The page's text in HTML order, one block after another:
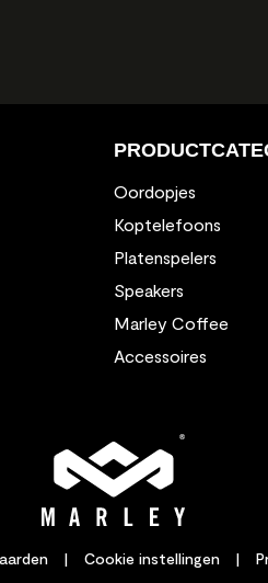
Oordopjes
Koptelefoons
Platenspelers
Speakers
Marley Coffee
Accessoires
| Cookie instellingen |